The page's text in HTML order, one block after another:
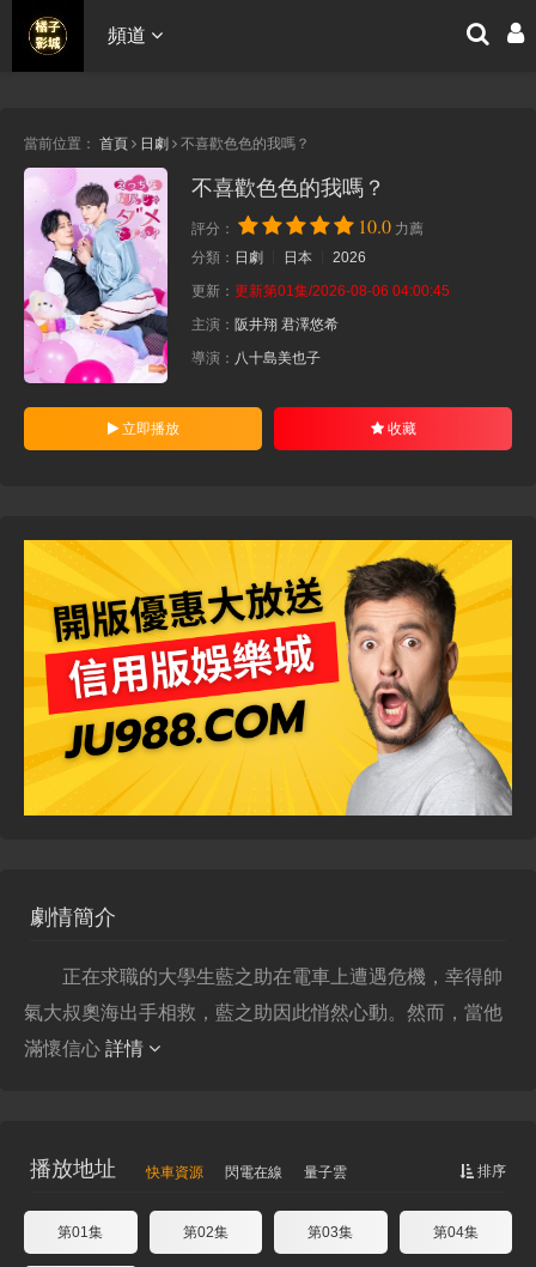
頻道
當前位置： 首頁 日劇 不喜歡色色的我嗎？
不喜歡色色的我嗎？
評分： 10.0 力薦
分類： 日劇 日本
2026
更新： 更新第01集/2026-08-06 04:00:45
主演： 阪井翔 君澤悠希
導演： 八十島美也子
立即播放 收藏
劇情簡介
正在求職的大學生藍之助在電車上遭遇危機，幸得帥
氣大叔奧海出手相救，藍之助因此悄然心動。然而，當他
滿懷信心 詳情
排序
播放地址 快車資源 閃電在線 量子雲
第01集 第02集 第03集 第04集